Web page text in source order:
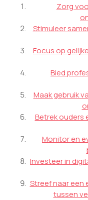
Zorg
Stimuleer
Focus op
Bied
Maak gebruik
Betrek ouders
Monitor en
Investeer in
Streef naar een
tussen